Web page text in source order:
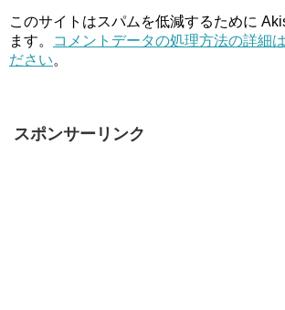
このサイトはスパムを低減するために
ます。
コメントデータの処理方法の詳細
ださい。
スポンサーリンク